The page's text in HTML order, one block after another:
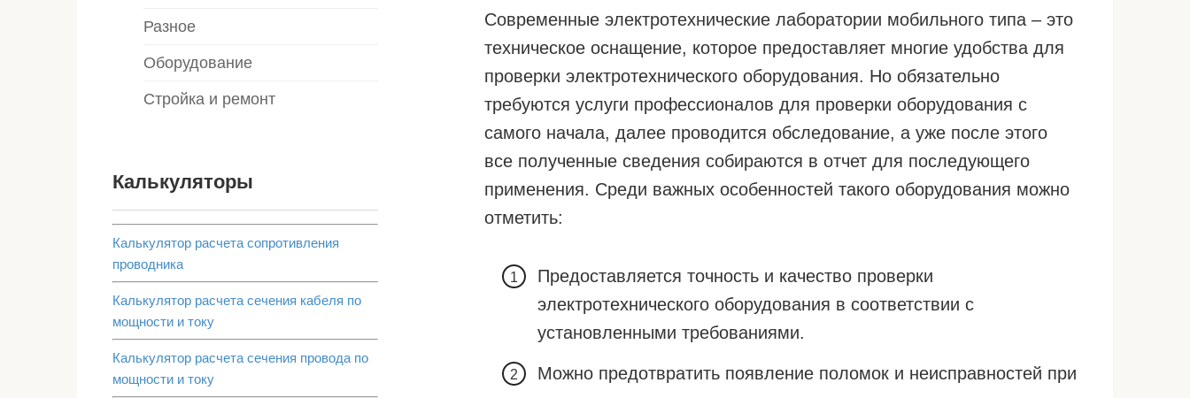
Современные электротехнические лаборатории мобильного типа – это
техническое оснащение, которое предоставляет многие удобства для
проверки электротехнического оборудования. Но обязательно
требуются услуги профессионалов для проверки оборудования с
самого начала, далее проводится обследование, а уже после этого
все полученные сведения собираются в отчет для последующего
применения. Среди важных особенностей такого оборудования можно
отметить:
Предоставляется точность и качество проверки
электротехнического оборудования в соответствии с
установленными требованиями.
Можно предотвратить появление поломок и неисправностей при
Разное
Оборудование
Стройка и ремонт
Калькуляторы
Калькулятор расчета сопротивления
проводника
Калькулятор расчета сечения кабеля по
мощности и току
Калькулятор расчета сечения провода по
мощности и току